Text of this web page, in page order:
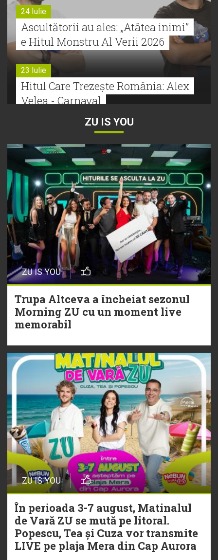
24 Iulie
Ascultătorii au ales: „Atâtea inimi”
e Hitul Monstru Al Verii 2026
23 Iulie
Hitul Care Trezește România: Alex
Velea - Carnaval
Bătălie strânsă la Hitul Monstru Al
Verii: Cabron versus Faydee
21 Iulie
Dă volumul mai tare! Cabron vine
cu Hitul Monstru al Verii
20 Iulie
Episod nou | Muzica Aia x DJ
Christian Thomson
20 Iulie
Torpedoul lui Morar: Theo Rose -
ZU IS YOU
ZU IS YOU
Trupa Altceva a încheiat sezonul
Morning ZU cu un moment live
memorabil
ZU IS YOU
În perioada 3-7 august, Matinalul
de Vară ZU se mută pe litoral.
Popescu, Tea și Cuza vor transmite
LIVE pe plaja Mera din Cap Aurora